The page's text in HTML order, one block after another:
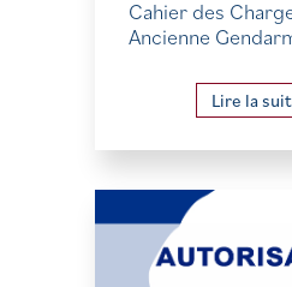
Cahier des
Ancienne
Lire la